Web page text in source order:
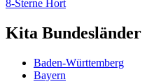
8-Sterne Hort
Kita Bundesländer
Baden-Württemberg
Bayern